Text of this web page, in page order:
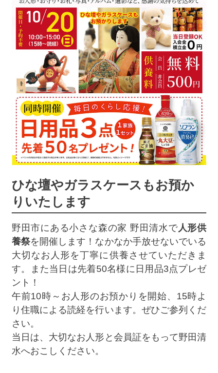
ひな壇やガラスケースもお預か
りいたします
野田市にある小さな森の家 野田清水で人形供
養祭を開催します！なかなか手放せないでいる
大切なお人形を丁寧に供養させていただきま
す。また当日は先着50名様に日用品3点プレゼ
ント！
午前10時～お人形のお預かりを開始、15時よ
り住職による読経を行います。ぜひご参列くだ
さい。
当日は、大切なお人形と会員証をもって野田清
水へおこしください。